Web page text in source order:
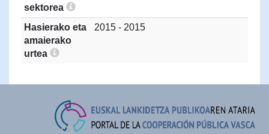
sektorea
Hasierako eta
amaierako
urtea
2015 - 2015